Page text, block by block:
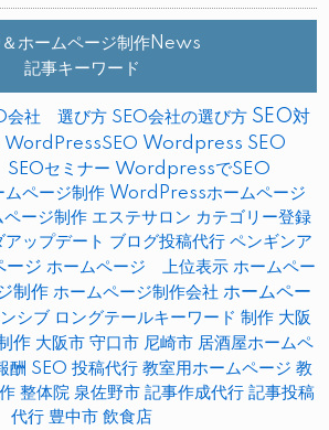
ホームページ制作News
記事キーワード
会社 選び方 SEO会社の選び方 SEO対
WordPressSEO Wordpress SEO
セミナー WordpressでSEO
ページ制作 WordPressホームページ
ージ制作 エステサロン カテゴリー登録
アップデート ブログ投稿代行 ペンギンア
ージ ホームページ 上位表示 ホームペー
制作 ホームページ制作会社 ホームペー
シブ ロングテールキーワード 制作 大阪
作 大阪市 守口市 尼崎市 居酒屋ホームペ
酬 SEO 投稿代行 教室用ホームページ 教
整体院 泉佐野市 記事作成代行 記事投稿
代行 豊中市 飲食店